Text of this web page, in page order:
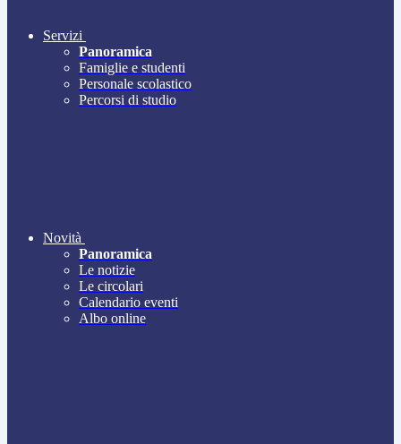
Servizi
Panoramica
Famiglie e studenti
Personale scolastico
Percorsi di studio
Novità
Panoramica
Le notizie
Le circolari
Calendario eventi
Albo online